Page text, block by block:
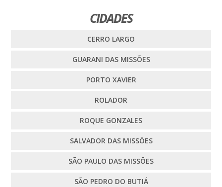
CIDADES
CERRO LARGO
GUARANI DAS MISSÕES
PORTO XAVIER
ROLADOR
ROQUE GONZALES
SALVADOR DAS MISSÕES
SÃO PAULO DAS MISSÕES
SÃO PEDRO DO BUTIÁ